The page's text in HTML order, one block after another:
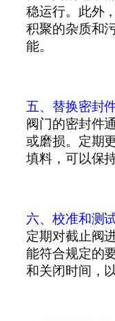
稳运行。此外
积聚的杂质和
能。
五、替换密封
阀门的密封件
或磨损。定期
填料，可以保
六、校准和测
定期对截止阀
能符合规定的
和关闭时间，